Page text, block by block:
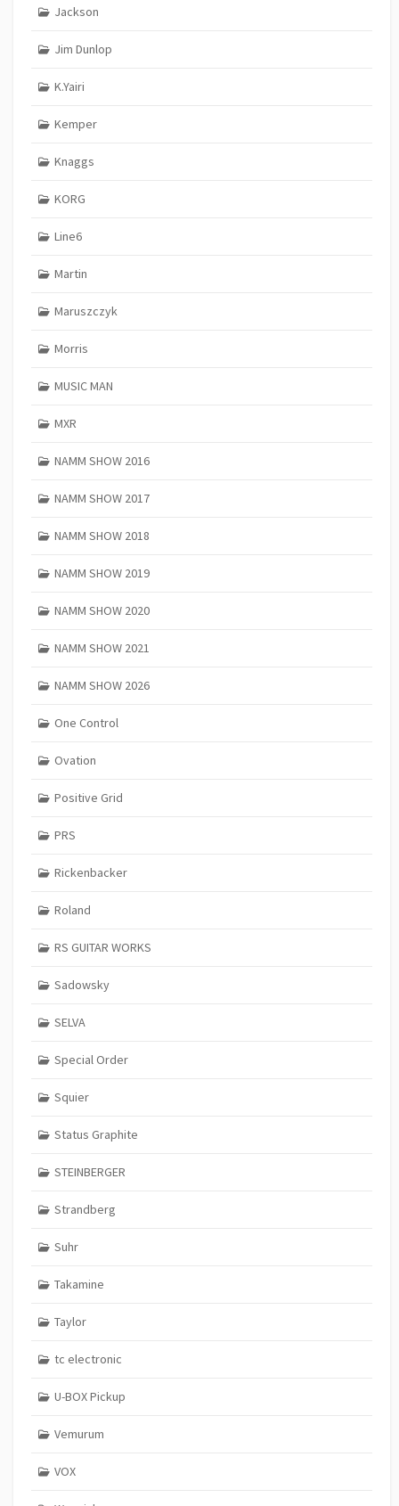
Jackson
Jim Dunlop
K.Yairi
Kemper
Knaggs
KORG
Line6
Martin
Maruszczyk
Morris
MUSIC MAN
MXR
NAMM SHOW 2016
NAMM SHOW 2017
NAMM SHOW 2018
NAMM SHOW 2019
NAMM SHOW 2020
NAMM SHOW 2021
NAMM SHOW 2026
One Control
Ovation
Positive Grid
PRS
Rickenbacker
Roland
RS GUITAR WORKS
Sadowsky
SELVA
Special Order
Squier
Status Graphite
STEINBERGER
Strandberg
Suhr
Takamine
Taylor
tc electronic
U-BOX Pickup
Vemurum
VOX